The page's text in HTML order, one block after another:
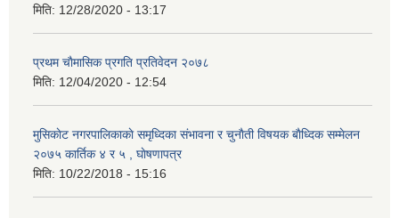
मिति: 12/28/2020 - 13:17
प्रथम चाैमासिक प्रगति प्रतिवेदन २०७८
मिति: 12/04/2020 - 12:54
मुसिकाेट नगरपालिकाकाे समृध्दिका संभावना र चुनाैती विषयक बाैध्दिक सम्मेलन
२०७५ कार्तिक ४ र ५ , घाेषणापत्र
मिति: 10/22/2018 - 15:16